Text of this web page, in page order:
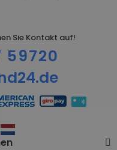
Sie Kontakt auf!
59720